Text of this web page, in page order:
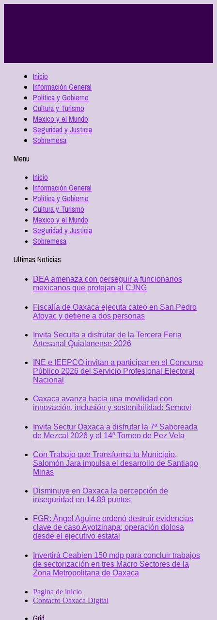
Inicio
Información General
Política y Gobierno
Cultura y Turismo
Mexico y el Mundo
Seguridad y Justicia
Sobremesa
Menu
Inicio
Información General
Política y Gobierno
Cultura y Turismo
Mexico y el Mundo
Seguridad y Justicia
Sobremesa
Ultimas Noticias
DEA amenaza con perseguir a funcionarios
mexicanos que protejan al CJNG
Fiscalía de Oaxaca ejecuta cateo en San Pedro
Atoyac y detiene a dos personas
Invita Seculta a disfrutar de la Tercera Feria
Artesanal Quialanense 2026
INE e IEEPCO invitan a participar en el Concurso
Público 2026 del Servicio Profesional Electoral
Nacional
Oaxaca avanza hacia una movilidad con
innovación, inclusión y sostenibilidad: Semovi
Invita Sectur Oaxaca a disfrutar la 7ª Saboreada
de Mezcal 2026 y el 14º Torneo de Pez Vela
Con Trabajo que Transforma tu Municipio,
Salomón Jara impulsa el desarrollo de Santiago
Minas
Disminuye en Oaxaca la percepción de
inseguridad en 14.89 puntos
FGR: Ángel Aguirre ordenó destruir evidencias
clave de caso Ayotzinapa; operación dolosa
desde el ejecutivo estatal
Invertirá Ceabien 150 mdp para concluir trabajos
de sectorización en tres Macro Sectores de la
Zona Metropolitana de Oaxaca
Pagina de inicio
Contacto Oaxaca Digital